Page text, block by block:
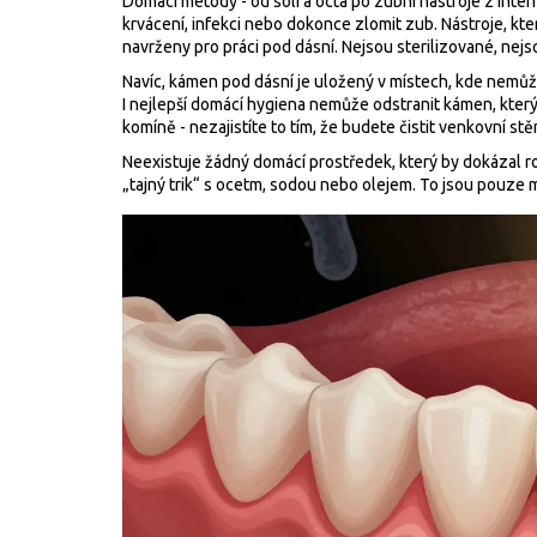
krvácení, infekci nebo dokonce zlomit zub. Nástroje,
navrženy pro práci pod dásní. Nejsou sterilizované,
Navíc, kámen pod dásní je uložený v místech, kde
I nejlepší domácí hygiena nemůže odstranit kámen,
komíně - nezajistíte to tím, že budete čistit venkovní
Neexistuje žádný domácí prostředek, který by dokázal
„tajný trik“ s ocetm, sodou nebo olejem. To jsou pouze